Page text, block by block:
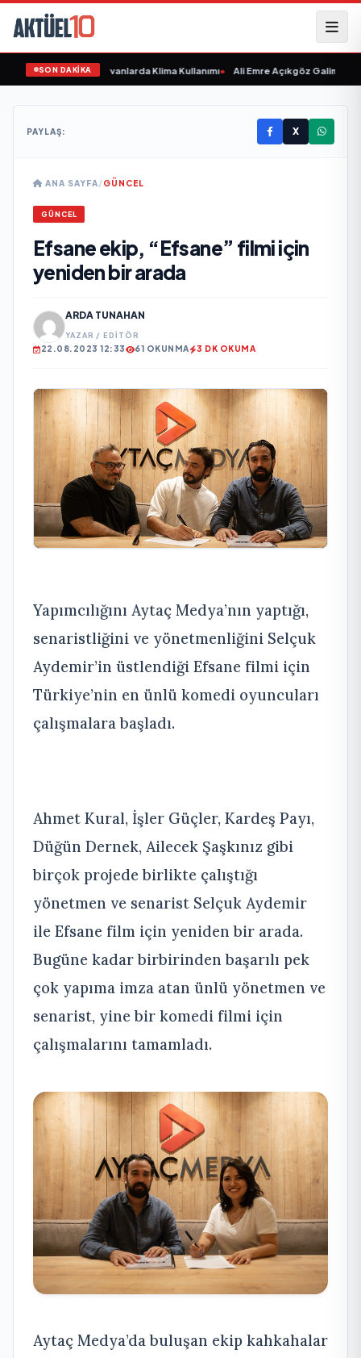
SON DAKİKA
Evcil Hayvanlarda Klima Kullanımı• Ali Emre Açıkgöz Galimidi, Eski
PAYLAŞ: X
ANA SAYFA/GÜNCEL
GÜNCEL
Efsane ekip, “Efsane” filmi için
yeniden bir arada
ARDA TUNAHAN
YAZAR / EDITÖR
22.08.2023 12:33 61 OKUNMA 3 DK OKUMA
Yapımcılığını Aytaç Medya’nın yaptığı,
senaristliğini ve yönetmenliğini Selçuk
Aydemir’in üstlendiği Efsane filmi için
Türkiye’nin en ünlü komedi oyuncuları
çalışmalara başladı.
Ahmet Kural, İşler Güçler, Kardeş Payı,
Düğün Dernek, Ailecek Şaşkınız gibi
birçok projede birlikte çalıştığı
yönetmen ve senarist Selçuk Aydemir
ile Efsane film için yeniden bir arada.
Bugüne kadar birbirinden başarılı pek
çok yapıma imza atan ünlü yönetmen ve
senarist, yine bir komedi filmi için
çalışmalarını tamamladı.
Aytaç Medya’da buluşan ekip kahkahalar